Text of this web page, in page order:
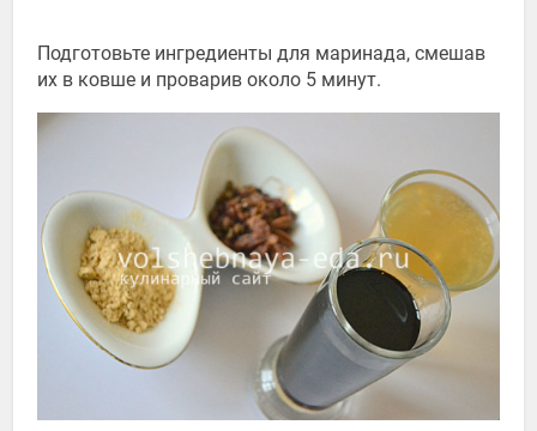
Подготовьте ингредиенты для маринада, смешав
их в ковше и проварив около 5 минут.